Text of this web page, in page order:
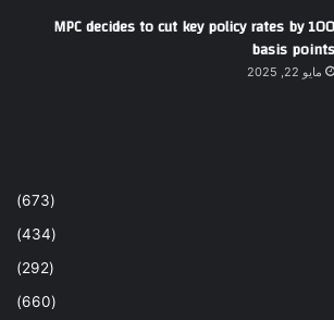
MPC decides to cut key policy rates by 100
basis points
مايو 22, 2025
(673)
(434)
(292)
(660)